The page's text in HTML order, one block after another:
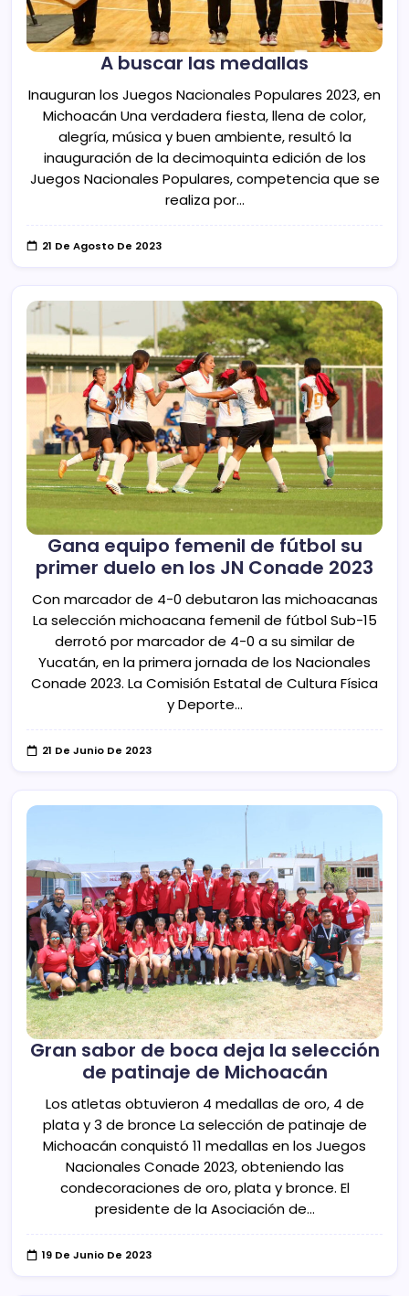
A buscar las medallas
Inauguran los Juegos Nacionales Populares 2023, en
Michoacán Una verdadera fiesta, llena de color,
alegría, música y buen ambiente, resultó la
inauguración de la decimoquinta edición de los
Juegos Nacionales Populares, competencia que se
realiza por…
21 De Agosto De 2023
Gana equipo femenil de fútbol su
primer duelo en los JN Conade 2023
Con marcador de 4-0 debutaron las michoacanas
La selección michoacana femenil de fútbol Sub-15
derrotó por marcador de 4-0 a su similar de
Yucatán, en la primera jornada de los Nacionales
Conade 2023. La Comisión Estatal de Cultura Física
y Deporte…
21 De Junio De 2023
Gran sabor de boca deja la selección
de patinaje de Michoacán
Los atletas obtuvieron 4 medallas de oro, 4 de
plata y 3 de bronce La selección de patinaje de
Michoacán conquistó 11 medallas en los Juegos
Nacionales Conade 2023, obteniendo las
condecoraciones de oro, plata y bronce. El
presidente de la Asociación de…
19 De Junio De 2023